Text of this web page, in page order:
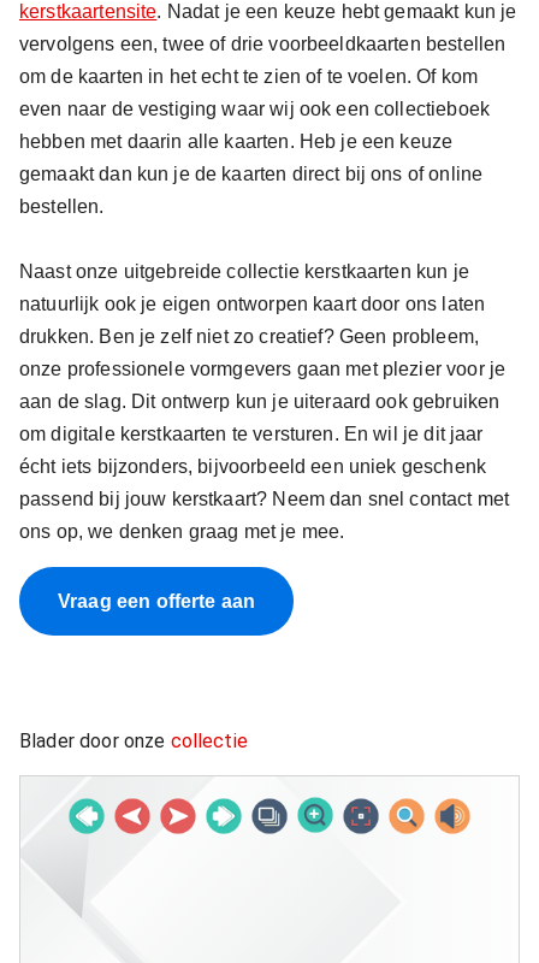
kerstkaartensite. Nadat je een keuze hebt gemaakt kun je
vervolgens een, twee of drie voorbeeldkaarten bestellen
om de kaarten in het echt te zien of te voelen. Of kom
even naar de vestiging waar wij ook een collectieboek
hebben met daarin alle kaarten. Heb je een keuze
gemaakt dan kun je de kaarten direct bij ons of online
bestellen.
Naast onze uitgebreide collectie kerstkaarten kun je
natuurlijk ook je eigen ontworpen kaart door ons laten
drukken. Ben je zelf niet zo creatief? Geen probleem,
onze professionele vormgevers gaan met plezier voor je
aan de slag. Dit ontwerp kun je uiteraard ook gebruiken
om digitale kerstkaarten te versturen. En wil je dit jaar
écht iets bijzonders, bijvoorbeeld een uniek geschenk
passend bij jouw kerstkaart? Neem dan snel contact met
ons op, we denken graag met je mee.
Vraag een offerte aan
Blader door onze collectie